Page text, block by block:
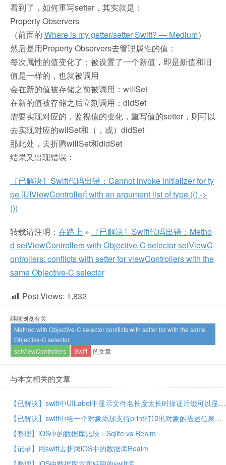
看到了，如何重写setter，其实就是：
Property Observers
（前面的 Where is my getter/setter Swift? — Medium）
然后是用Property Observers去管理属性的值：
每次属性的值变化了：被设置了一个新值，即是新值和旧
值是一样的，也就被调用
会在新的值被存储之前被调用：willSet
在新的值被存储之后立刻调用：didSet
需要实现对应的，监视值的变化，重写值的setter，则可以
去实现对应的wilSet和（，或）didSet
那此处，去折腾willSet和didSet
结果又出现错误：
［已解决］Swift代码出错：Cannot invoke initializer for ty
pe [UIViewController] with an argument list of type (() ->
())
转载请注明： 在路上 »
［已解决］Swift代码出错：Metho
d setViewControllers with Objective-C selector setViewC
ontrollers: conflicts with setter for viewControllers with the
same Objective-C selector
Post Views: 1,832
继续浏览有关
Method with Objective-C selector conflicts with setter for with the same
Objective-C selector
setViewControllers
Swift 的文章
与本文相关的文章
【已解决】swift中UILabel中显示文件名长度太长时保证后缀可以显示
【已解决】swift中给一个对象添加支持print打印出对象的描述信息
【整理】iOS中的数据库比较：Sqlite vs Realm
【记录】用swift去折腾iOS中的数据库Realm